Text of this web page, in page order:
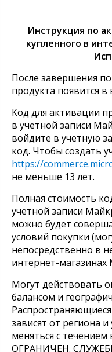
Инструкция по
купленного в
После завершения
продукта появится
Код для активации
в учетной записи
войдите в учетную
код. Чтобы создать
https://
не меньше 13 лет.
Полная стоимость
учетной записи
можно будет
условий покупки
непосредственно в
интернет-магазинах
Могут действовать
балансом и
зависят от региона
меняться с
ОГРАНИЧЕН.